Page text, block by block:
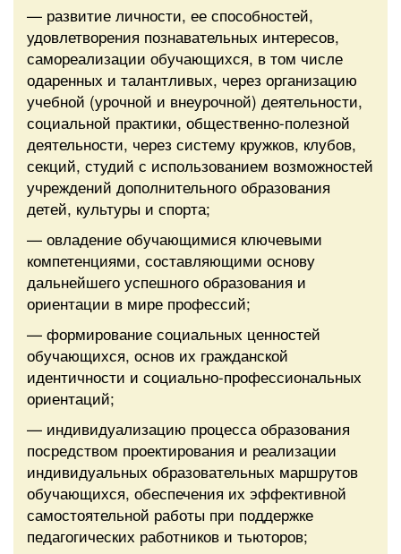
— развитие личности, ее способностей,
удовлетворения познавательных интересов,
самореализации обучающихся, в том числе
одаренных и талантливых, через организацию
учебной (урочной и внеурочной) деятельности,
социальной практики, общественно-полезной
деятельности, через систему кружков, клубов,
секций, студий с использованием возможностей
учреждений дополнительного образования
детей, культуры и спорта;
— овладение обучающимися ключевыми
компетенциями, составляющими основу
дальнейшего успешного образования и
ориентации в мире профессий;
— формирование социальных ценностей
обучающихся, основ их гражданской
идентичности и социально-профессиональных
ориентаций;
— индивидуализацию процесса образования
посредством проектирования и реализации
индивидуальных образовательных маршрутов
обучающихся, обеспечения их эффективной
самостоятельной работы при поддержке
педагогических работников и тьюторов;